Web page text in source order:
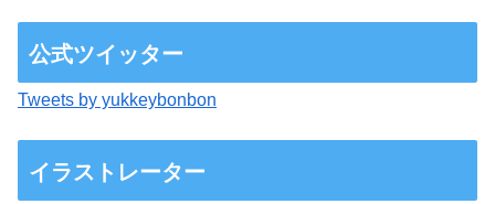
公式ツイッター
Tweets by yukkeybonbon
イラストレーター